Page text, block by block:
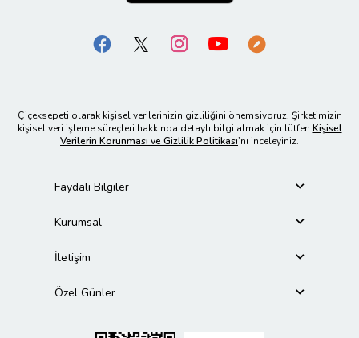
Çiçeksepeti olarak kişisel verilerinizin gizliliğini önemsiyoruz. Şirketimizin
kişisel veri işleme süreçleri hakkında detaylı bilgi almak için lütfen Kişisel
Verilerin Korunması ve Gizlilik Politikası’nı inceleyiniz.
Faydalı Bilgiler
Kurumsal
İletişim
Özel Günler